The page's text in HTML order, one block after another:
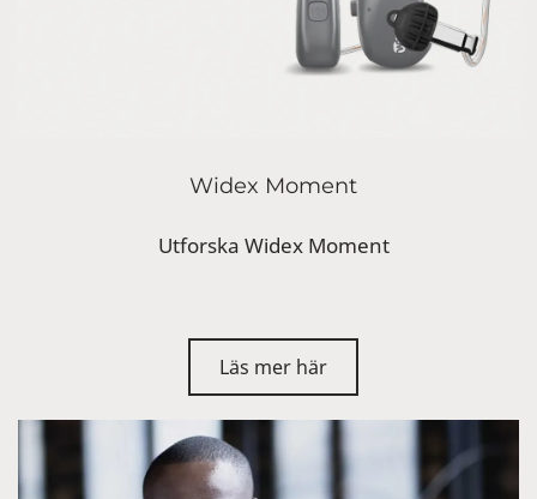
Widex Moment
Utforska Widex Moment
Läs mer här